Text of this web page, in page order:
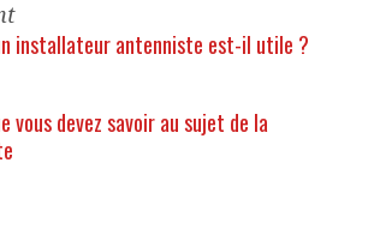
installateur antenniste est-il utile ?
vous devez savoir au sujet de la